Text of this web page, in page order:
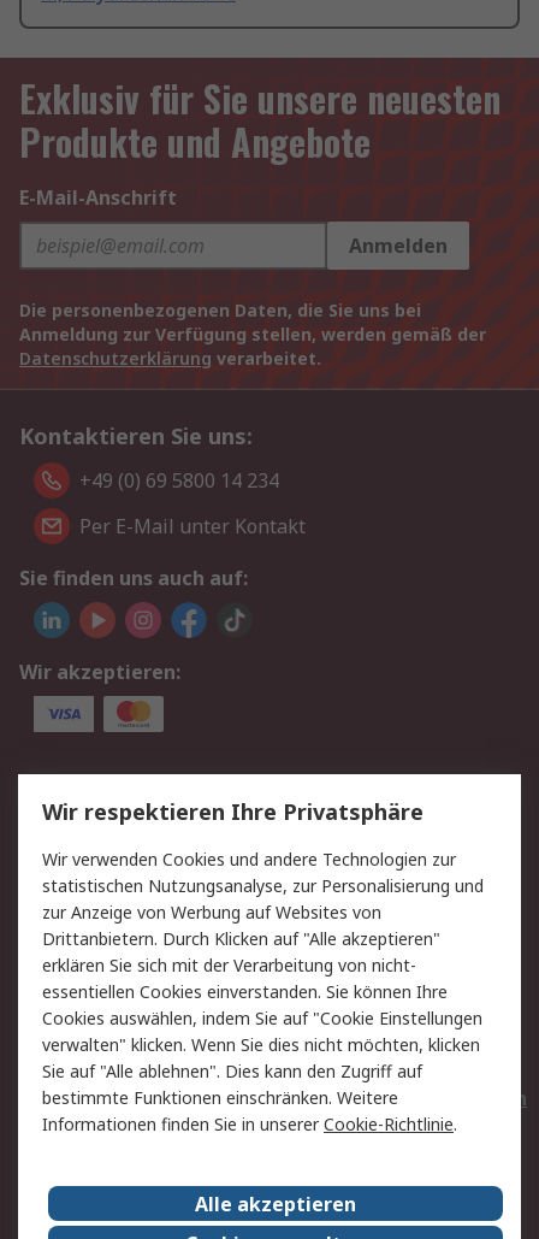
Exklusiv für Sie unsere neuesten
Produkte und Angebote
E-Mail-Anschrift
Anmelden
Die personenbezogenen Daten, die Sie uns bei
Anmeldung zur Verfügung stellen, werden gemäß der
Datenschutzerklärung verarbeitet.
Kontaktieren Sie uns:
+49 (0) 69 5800 14 234
Per E-Mail unter Kontakt
Sie finden uns auch auf:
Wir akzeptieren:
Service
Value Added Services
Lieferlösungen
Rücksendungen
Kontakt
Hilfe
Privatkunden
Rechtliches
AGB
Datenschutz
Cookie-Richtlinie
Zahlungsbedingungen
Copyright/Impressum
Entsorgung
Elektrogeräte/Batterien
RS weltweit
Wir respektieren Ihre Privatsphäre
Wir verwenden Cookies und andere Technologien zur
statistischen Nutzungsanalyse, zur Personalisierung und
zur Anzeige von Werbung auf Websites von
Drittanbietern. Durch Klicken auf "Alle akzeptieren"
erklären Sie sich mit der Verarbeitung von nicht-
essentiellen Cookies einverstanden. Sie können Ihre
Cookies auswählen, indem Sie auf "Cookie Einstellungen
verwalten" klicken. Wenn Sie dies nicht möchten, klicken
Sie auf "Alle ablehnen". Dies kann den Zugriff auf
bestimmte Funktionen einschränken. Weitere
Informationen finden Sie in unsererCookie-Richtlinie.
Alle akzeptieren